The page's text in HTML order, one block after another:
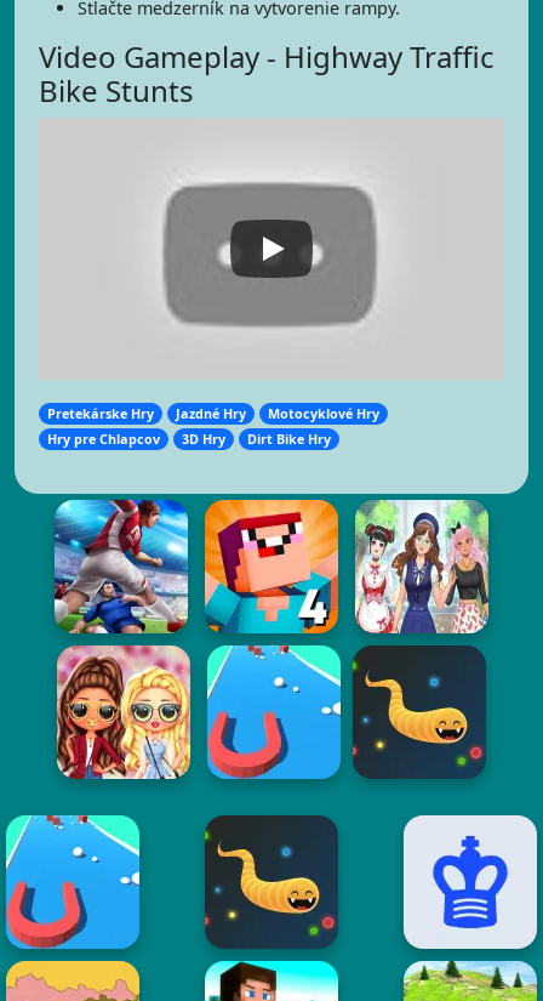
Stlačte medzerník na vytvorenie rampy.
Video Gameplay - Highway Traffic
Bike Stunts
Pretekárske Hry Jazdné Hry
Motocyklové Hry
Hry pre Chlapcov
3D Hry Dirt Bike Hry